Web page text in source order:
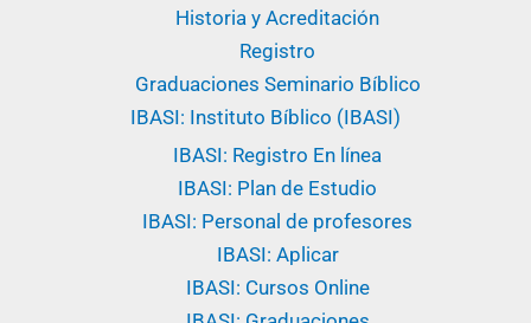
Historia y Acreditación
Registro
Graduaciones Seminario Bíblico
IBASI: Instituto Bíblico (IBASI)
IBASI: Registro En línea
IBASI: Plan de Estudio
IBASI: Personal de profesores
IBASI: Aplicar
IBASI: Cursos Online